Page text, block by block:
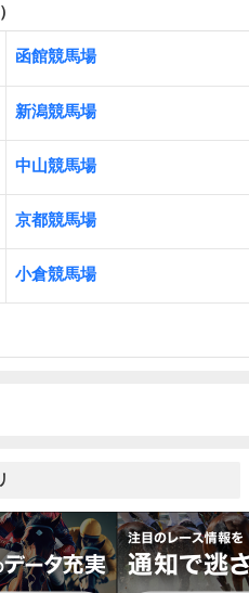
函館競馬場
新潟競馬場
中山競馬場
京都競馬場
小倉競馬場